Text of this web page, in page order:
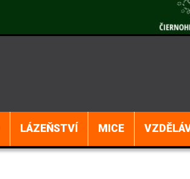
LÁZEŇSTVÍ MICE